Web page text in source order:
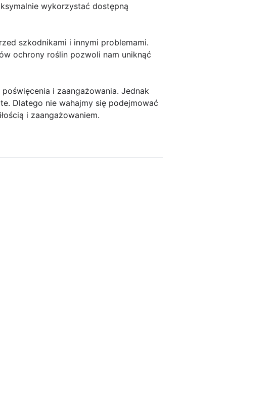
wykorzystać dostępną
szkodnikami i innymi problemami.
ochrony roślin pozwoli nam uniknąć
i zaangażowania. Jednak
Dlatego nie wahajmy się podejmować
i zaangażowaniem.